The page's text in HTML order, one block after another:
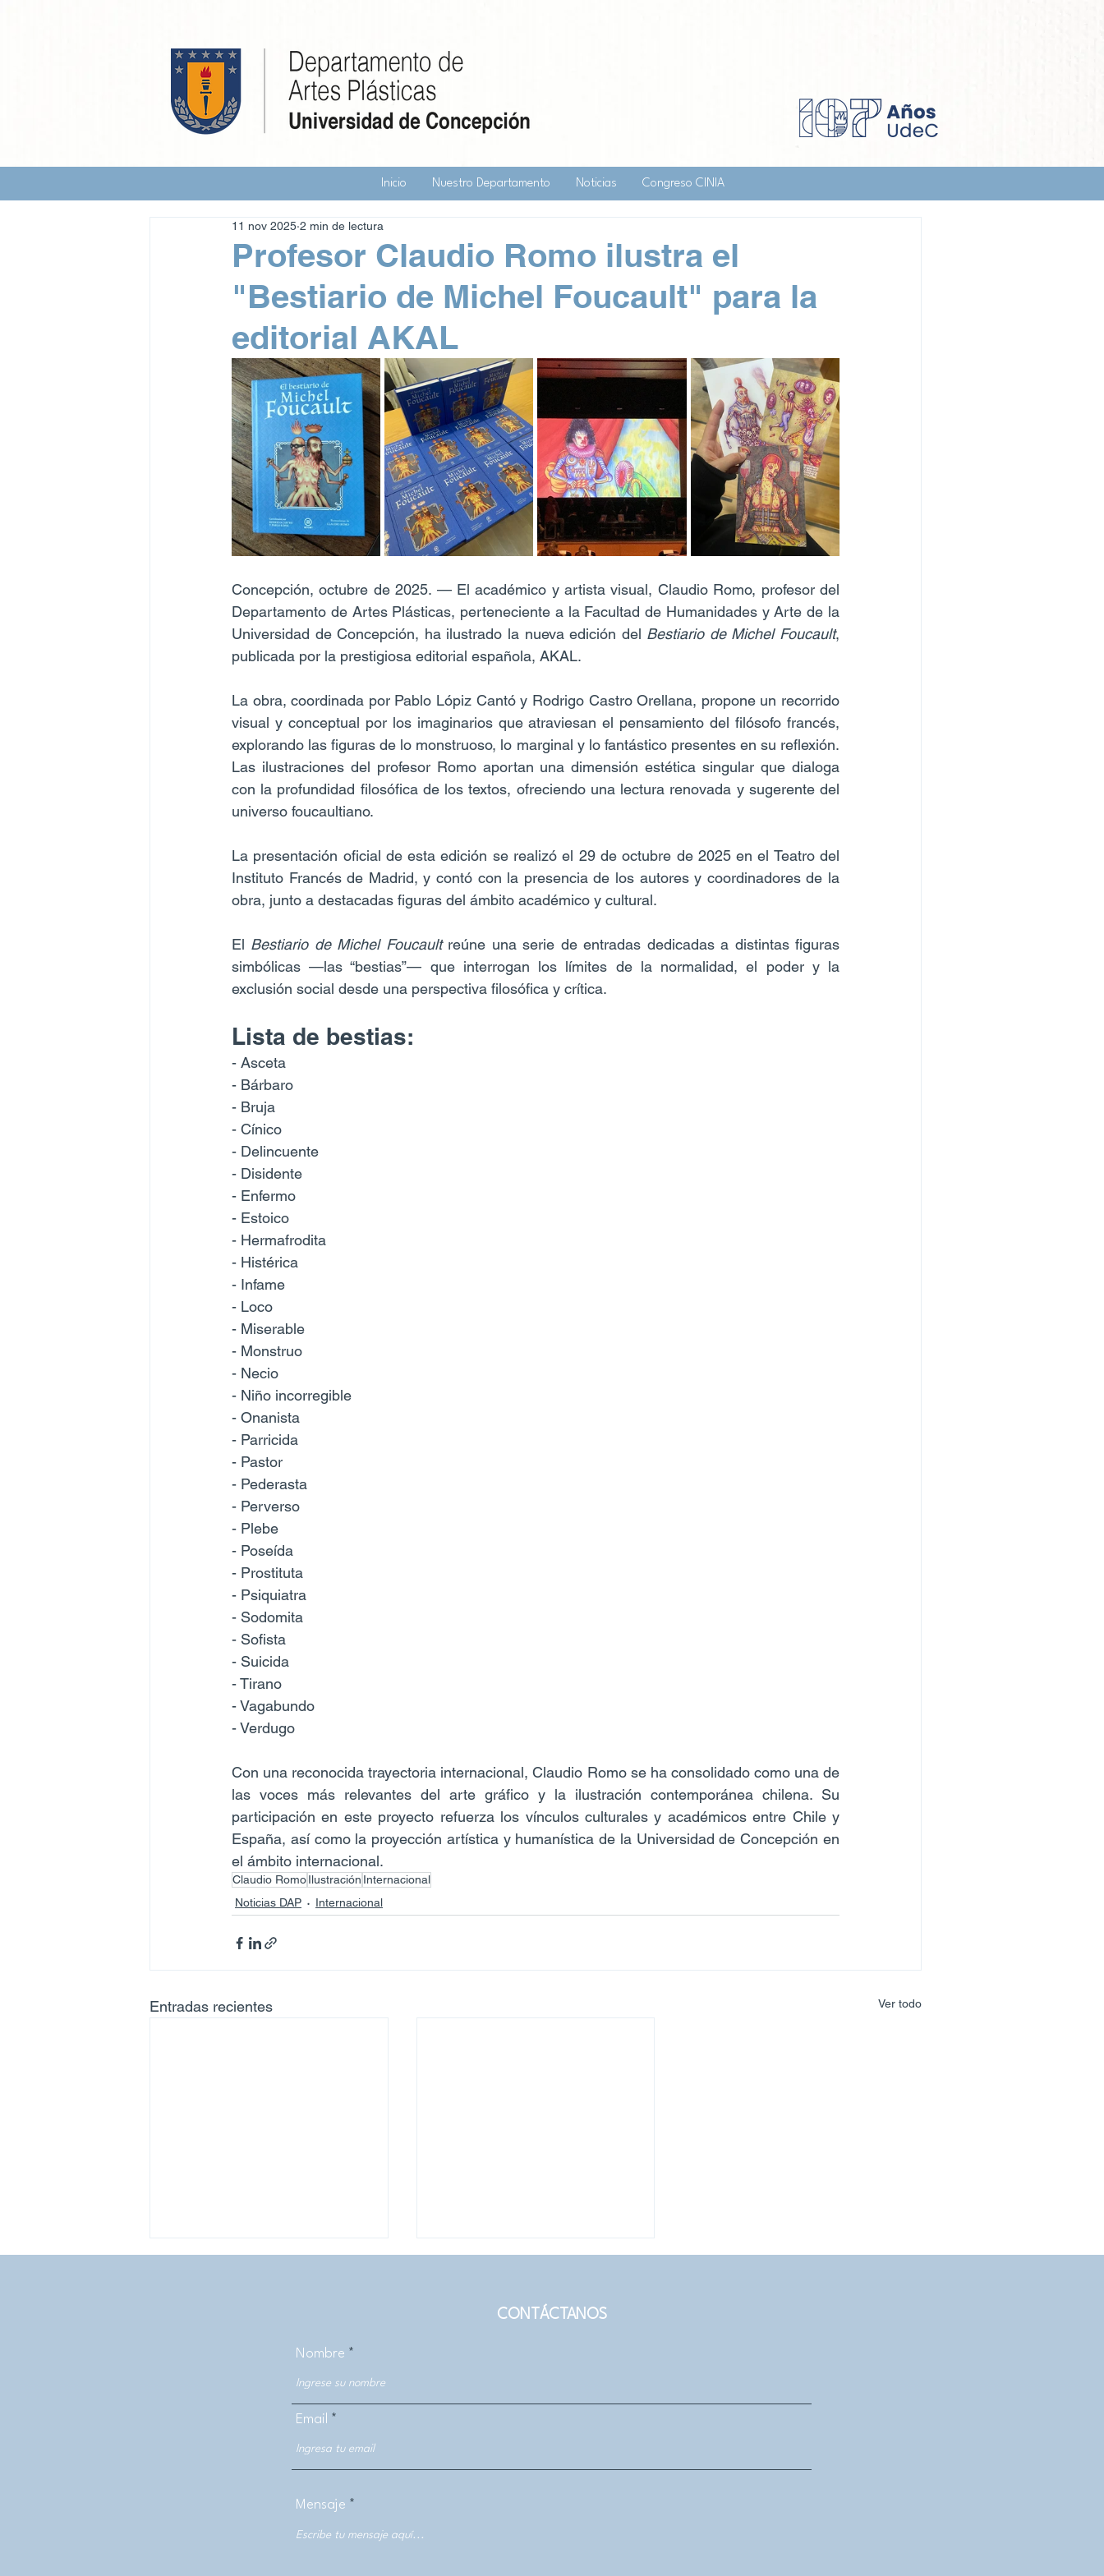
Inicio Nuestro Departamento Noticias Congreso CINIA
Profesor Claudio Romo ilustra el
"Bestiario de Michel Foucault" para la
editorial AKAL
11 nov 2025 2 min de lectura
Concepción, octubre de 2025. — El académico y artista visual, Claudio Romo, profesor del
Departamento de Artes Plásticas, perteneciente a la Facultad de Humanidades y Arte de la
Universidad de Concepción, ha ilustrado la nueva edición del Bestiario de Michel Foucault,
publicada por la prestigiosa editorial española, AKAL.
La obra, coordinada por Pablo Lópiz Cantó y Rodrigo Castro Orellana, propone un recorrido
visual y conceptual por los imaginarios que atraviesan el pensamiento del filósofo francés,
explorando las figuras de lo monstruoso, lo marginal y lo fantástico presentes en su reflexión.
Las ilustraciones del profesor Romo aportan una dimensión estética singular que dialoga
con la profundidad filosófica de los textos, ofreciendo una lectura renovada y sugerente del
universo foucaultiano.
La presentación oficial de esta edición se realizó el 29 de octubre de 2025 en el Teatro del
Instituto Francés de Madrid, y contó con la presencia de los autores y coordinadores de la
obra, junto a destacadas figuras del ámbito académico y cultural.
El Bestiario de Michel Foucault reúne una serie de entradas dedicadas a distintas figuras
simbólicas —las “bestias”— que interrogan los límites de la normalidad, el poder y la
exclusión social desde una perspectiva filosófica y crítica.
Lista de bestias:
- Asceta
- Bárbaro
- Bruja
- Cínico
- Delincuente
- Disidente
- Enfermo
- Estoico
- Hermafrodita
- Histérica
- Infame
- Loco
- Miserable
- Monstruo
- Necio
- Niño incorregible
- Onanista
- Parricida
- Pastor
- Pederasta
- Perverso
- Plebe
- Poseída
- Prostituta
- Psiquiatra
- Sodomita
- Sofista
- Suicida
- Tirano
- Vagabundo
- Verdugo
Con una reconocida trayectoria internacional, Claudio Romo se ha consolidado como una de
las voces más relevantes del arte gráfico y la ilustración contemporánea chilena. Su
participación en este proyecto refuerza los vínculos culturales y académicos entre Chile y
España, así como la proyección artística y humanística de la Universidad de Concepción en
el ámbito internacional.
Claudio RomoIlustración Internacional
Noticias DAP
Internacional
Entradas recientes Ver todo
estudiante del Título de
nueva narrativa gráfica
CONTÁCTANOS
Nombre
Email
Mensaje